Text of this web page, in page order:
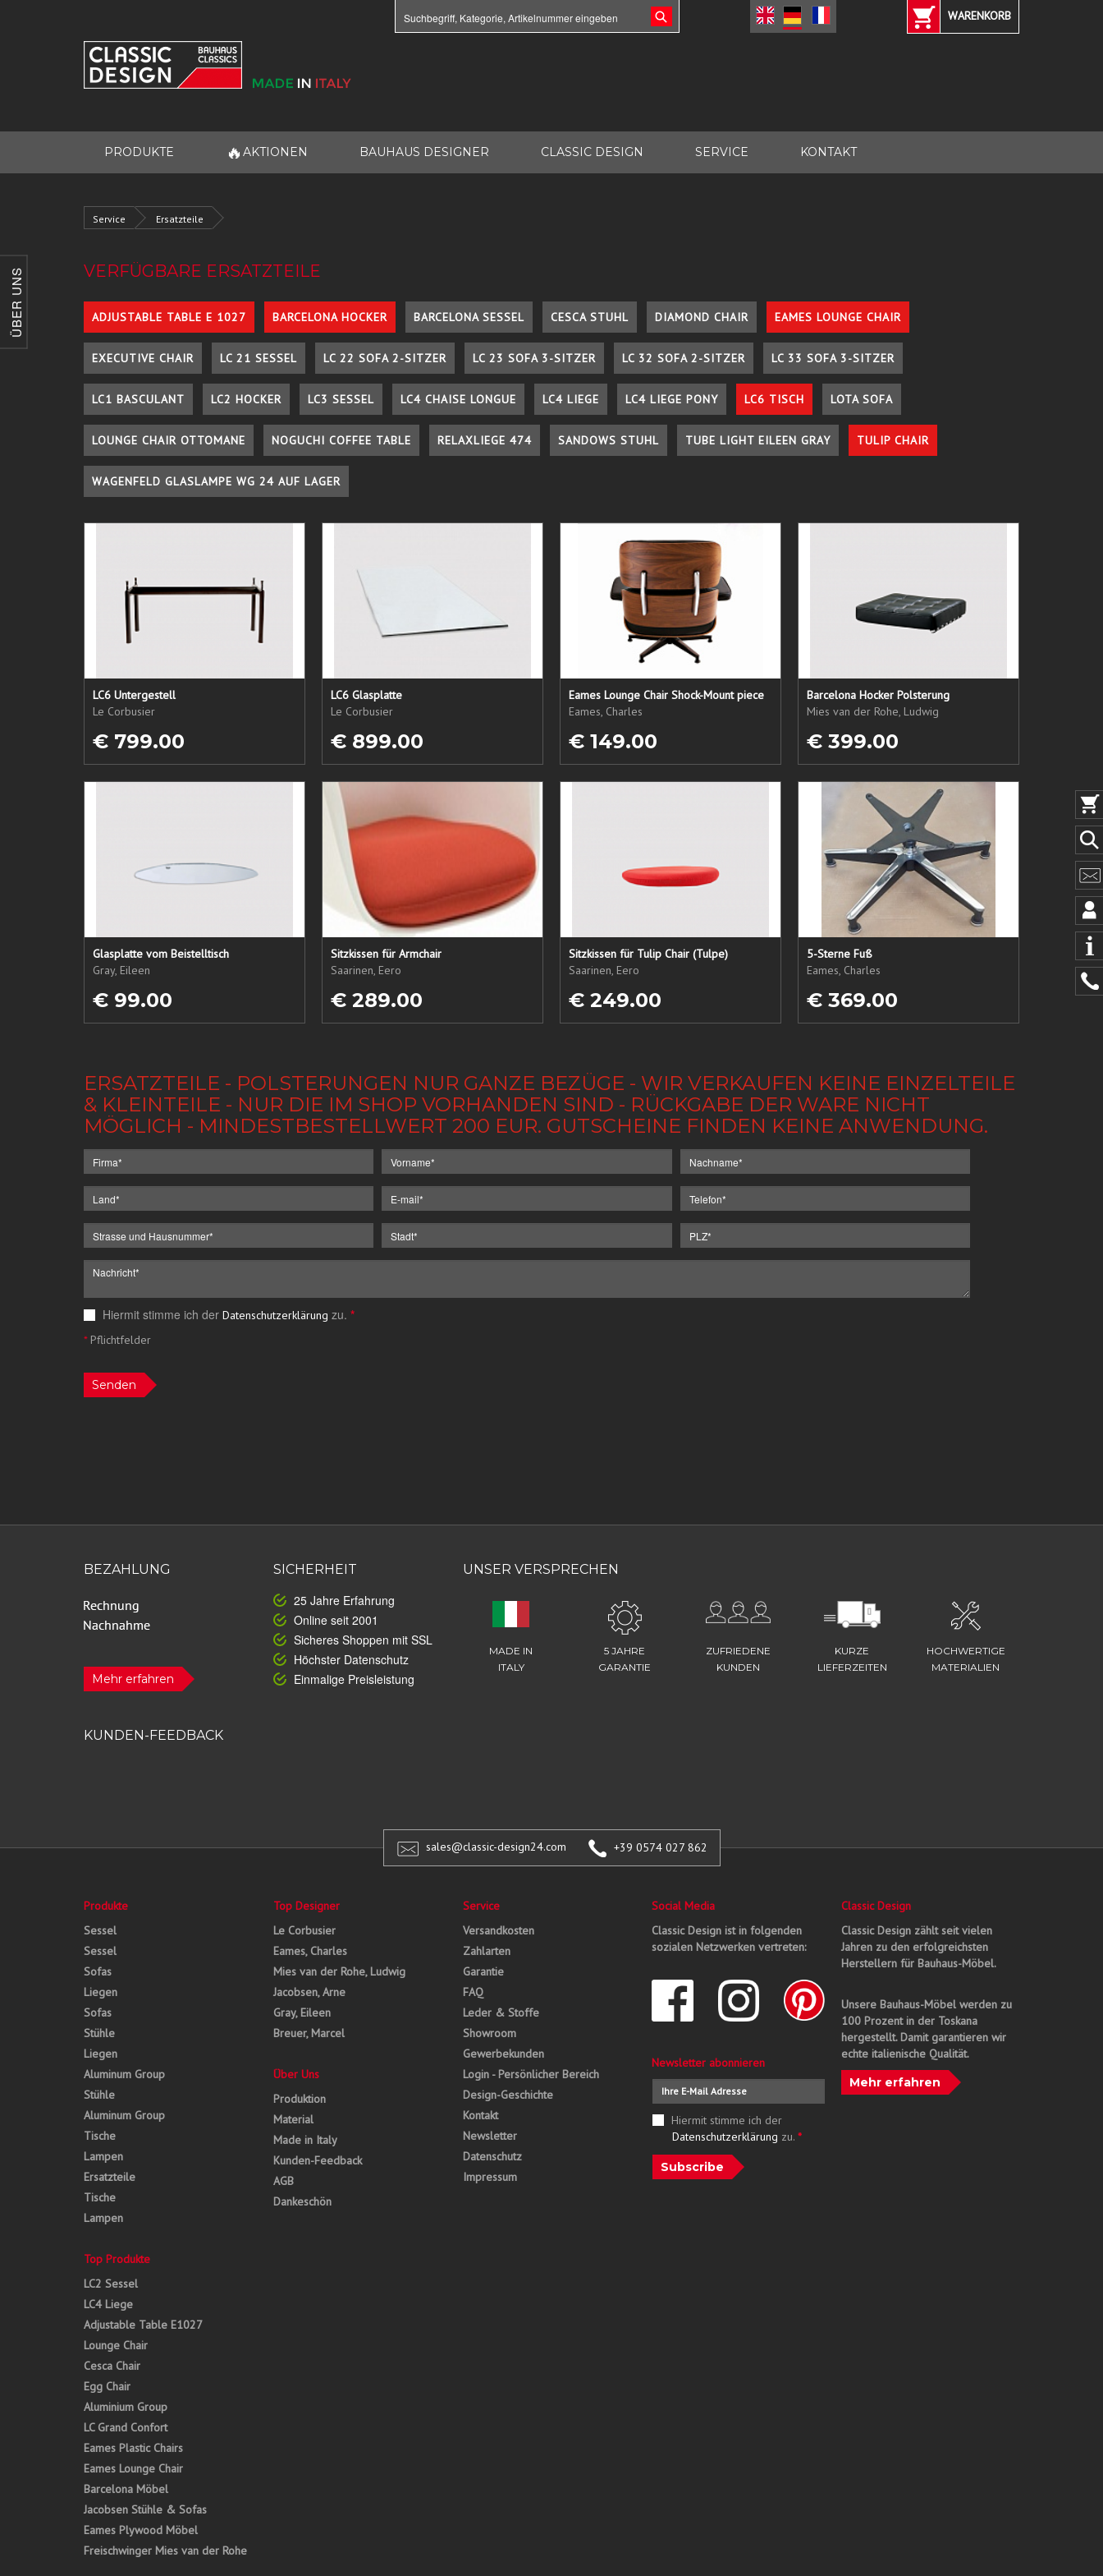
ÜBER UNS
WARENKORB
PRODUKTE 🔥 AKTIONEN BAUHAUS DESIGNER CLASSIC DESIGN SERVICE KONTAKT
Service Ersatzteile
VERFÜGBARE ERSATZTEILE
ADJUSTABLE TABLE E 1027 BARCELONA HOCKER BARCELONA SESSEL CESCA STUHL DIAMOND CHAIR EAMES LOUNGE CHAIR
EXECUTIVE CHAIR LC 21 SESSEL LC 22 SOFA 2-SITZER LC 23 SOFA 3-SITZER LC 32 SOFA 2-SITZER LC 33 SOFA 3-SITZER
LC1 BASCULANT LC2 HOCKER LC3 SESSEL LC4 CHAISE LONGUE LC4 LIEGE LC4 LIEGE PONY LC6 TISCH LOTA SOFA
LOUNGE CHAIR OTTOMANE NOGUCHI COFFEE TABLE RELAXLIEGE 474 SANDOWS STUHL TUBE LIGHT EILEEN GRAY TULIP CHAIR
WAGENFELD GLASLAMPE WG 24 AUF LAGER
LC6 Untergestell
Le Corbusier
€ 799.00
LC6 Glasplatte
Le Corbusier
€ 899.00
Eames Lounge Chair Shock-Mount piece
Eames, Charles
€ 149.00
Barcelona Hocker Polsterung
Mies van der Rohe, Ludwig
€ 399.00
Glasplatte vom Beistelltisch
Gray, Eileen
€ 99.00
Sitzkissen für Armchair
Saarinen, Eero
€ 289.00
Sitzkissen für Tulip Chair (Tulpe)
Saarinen, Eero
€ 249.00
5-Sterne Fuß
Eames, Charles
€ 369.00
ERSATZTEILE - POLSTERUNGEN NUR GANZE BEZÜGE - WIR VERKAUFEN KEINE EINZELTEILE
& KLEINTEILE - NUR DIE IM SHOP VORHANDEN SIND - RÜCKGABE DER WARE NICHT
MÖGLICH - MINDESTBESTELLWERT 200 EUR. GUTSCHEINE FINDEN KEINE ANWENDUNG.
Hiermit stimme ich der Datenschutzerklärung zu. *
*Pflichtfelder
Senden
BEZAHLUNG
Mehr erfahren
SICHERHEIT
25 Jahre Erfahrung
Online seit 2001
Sicheres Shoppen mit SSL
Höchster Datenschutz
Einmalige Preisleistung
UNSER VERSPRECHEN
MADE IN
ITALY
5 JAHRE
GARANTIE
ZUFRIEDENE
KUNDEN
KURZE
LIEFERZEITEN
HOCHWERTIGE
MATERIALIEN
KUNDEN-FEEDBACK
sales@classic-design24.com +39 0574 027 862
Produkte
Sessel
Sessel
Sofas
Liegen
Sofas
Stühle
Liegen
Aluminum Group
Stühle
Aluminum Group
Tische
Lampen
Ersatzteile
Tische
Lampen
Top Produkte
LC2 Sessel
LC4 Liege
Adjustable Table E1027
Lounge Chair
Cesca Chair
Egg Chair
Aluminium Group
LC Grand Confort
Eames Plastic Chairs
Eames Lounge Chair
Barcelona Möbel
Jacobsen Stühle & Sofas
Eames Plywood Möbel
Freischwinger Mies van der Rohe
Top Designer
Le Corbusier
Eames, Charles
Mies van der Rohe, Ludwig
Jacobsen, Arne
Gray, Eileen
Breuer, Marcel
Über Uns
Produktion
Material
Made in Italy
Kunden-Feedback
AGB
Dankeschön
Service
Versandkosten
Zahlarten
Garantie
FAQ
Leder & Stoffe
Showroom
Gewerbekunden
Login - Persönlicher Bereich
Design-Geschichte
Kontakt
Newsletter
Datenschutz
Impressum
Social Media
Classic Design ist in folgenden
sozialen Netzwerken vertreten:
Newsletter abonnieren
Hiermit stimme ich der
Datenschutzerklärung zu. *
Subscribe
Classic Design
Classic Design zählt seit vielen
Jahren zu den erfolgreichsten
Herstellern für Bauhaus-Möbel.
Unsere Bauhaus-Möbel werden zu
100 Prozent in der Toskana
hergestellt. Damit garantieren wir
echte italienische Qualität.
Mehr erfahren